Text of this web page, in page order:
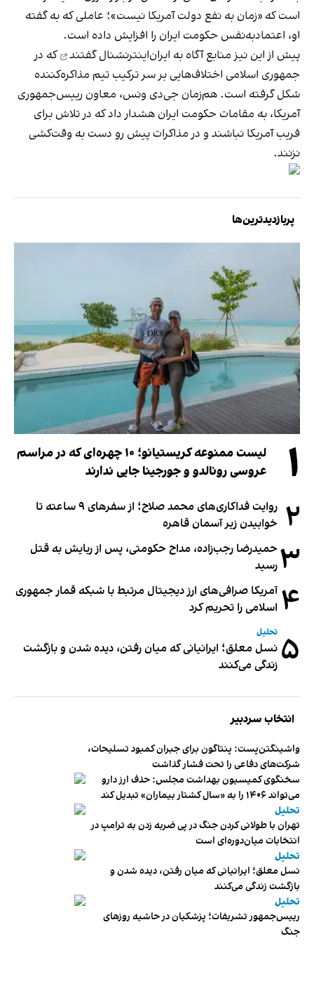
است که «زمان به نفع دولت آمریکا نیست»؛ عاملی که به گفته
او، اعتمادبه‌نفس حکومت ایران را افزایش داده است.
پیش از این نیز منابع آگاه به ایران‌اینترنشنال گفتند
که در
جمهوری اسلامی اختلاف‌هایی بر سر ترکیب تیم مذاکره‌کننده
شکل گرفته است. هم‌زمان جی‌دی ونس، معاون رییس‌جمهوری
آمریکا، به مقامات حکومت ایران هشدار داد که در تلاش برای
فریب آمریکا نباشند و در مذاکرات پیش رو دست به وقت‌کشی
نزنند.
پربازدیدترین‌ها
۱
لیست ممنوعه کریستیانو؛ ۱۰ چهره‌ای که در مراسم
عروسی رونالدو و جورجینا جایی ندارند
۲
روایت فداکاری‌های محمد صلاح؛ از سفرهای ۹ ساعته تا
خوابیدن زیر آسمان قاهره
۳ حمیدرضا رجب‌زاده، مداح حکومتی، پس از ربایش به قتل
رسید
۴ آمریکا صرافی‌های ارز دیجیتال مرتبط با شبکه قمار جمهوری
اسلامی را تحریم کرد
۵ تحلیل
نسل معلق؛ ایرانیانی که میان رفتن، دیده شدن و بازگشت
زندگی می‌کنند
انتخاب سردبیر
واشینگتن‌پست: پنتاگون برای جبران کمبود تسلیحات،
شرکت‌های دفاعی را تحت فشار گذاشت
سخنگوی کمیسیون بهداشت مجلس: حذف ارز دارو
می‌تواند ۱۴۰۶ را به «سال کشتار بیماران» تبدیل کند
تحلیل
تهران با طولانی کردن جنگ در پی ضربه زدن به ترامپ در
انتخابات میان‌دوره‌ای است
تحلیل
نسل معلق؛ ایرانیانی که میان رفتن، دیده شدن و
بازگشت زندگی می‌کنند
تحلیل
رییس‌جمهور تشریفات؛ پزشکیان در حاشیه روزهای
جنگ